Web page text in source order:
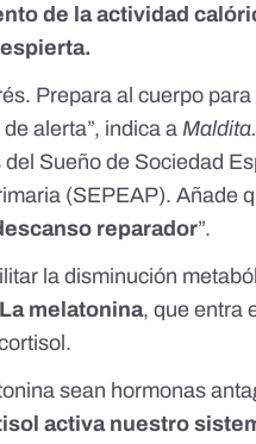
de la actividad
Prepara al cuerpo
alerta”, indica a
Sueño de Sociedad
(SEPEAP). Añade
reparador”.
la disminución
La melatonina, que entra
sean hormonas
activa nuestro